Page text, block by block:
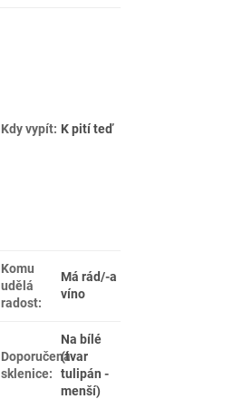
Kdy vypít: K pití teď
Komu
udělá
radost:
Má rád/-a
víno
Doporučená
sklenice:
Na bílé
(tvar
tulipán -
menší)